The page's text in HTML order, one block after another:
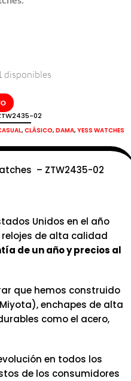
disponibles
02
,CLÁSICO,DAMA,YESS WATCHES
– ZTW2435-02
Unidos en el año
de alta calidad
de un año y precios al
que hemos construido
enchapes de alta
como el acero,
en todos los
de los consumidores